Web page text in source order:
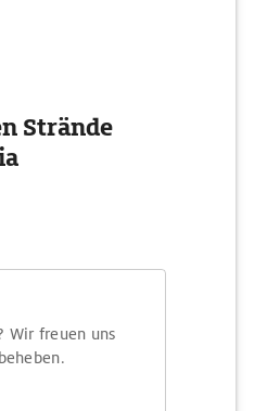
Strände
Wir freuen uns